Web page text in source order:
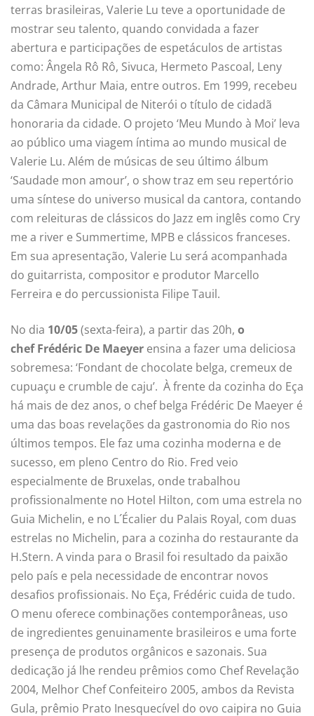
terras brasileiras, Valerie Lu teve a oportunidade de
mostrar seu talento, quando convidada a fazer
abertura e participações de espetáculos de artistas
como: Ângela Rô Rô, Sivuca, Hermeto Pascoal, Leny
Andrade, Arthur Maia, entre outros. Em 1999, recebeu
da Câmara Municipal de Niterói o título de cidadã
honoraria da cidade. O projeto ‘Meu Mundo à Moi’ leva
ao público uma viagem íntima ao mundo musical de
Valerie Lu. Além de músicas de seu último álbum
‘Saudade mon amour’, o show traz em seu repertório
uma síntese do universo musical da cantora, contando
com releituras de clássicos do Jazz em inglês como Cry
me a river e Summertime, MPB e clássicos franceses.
Em sua apresentação, Valerie Lu será acompanhada
do guitarrista, compositor e produtor Marcello
Ferreira e do percussionista Filipe Tauil.
No dia 10/05(sexta-feira), a partir das 20h, o
chef Frédéric De Maeyer ensina a fazer uma deliciosa
sobremesa: ‘Fondant de chocolate belga, cremeux de
cupuaçu e crumble de caju’. À frente da cozinha do Eça
há mais de dez anos, o chef belga Frédéric De Maeyer é
uma das boas revelações da gastronomia do Rio nos
últimos tempos. Ele faz uma cozinha moderna e de
sucesso, em pleno Centro do Rio. Fred veio
especialmente de Bruxelas, onde trabalhou
profissionalmente no Hotel Hilton, com uma estrela no
Guia Michelin, e no L´Écalier du Palais Royal, com duas
estrelas no Michelin, para a cozinha do restaurante da
H.Stern. A vinda para o Brasil foi resultado da paixão
pelo país e pela necessidade de encontrar novos
desafios profissionais. No Eça, Frédéric cuida de tudo.
O menu oferece combinações contemporâneas, uso
de ingredientes genuinamente brasileiros e uma forte
presença de produtos orgânicos e sazonais. Sua
dedicação já lhe rendeu prêmios como Chef Revelação
2004, Melhor Chef Confeiteiro 2005, ambos da Revista
Gula, prêmio Prato Inesquecível do ovo caipira no Guia